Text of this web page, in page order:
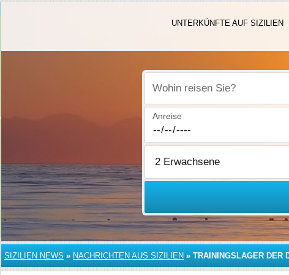
UNTERKÜNFTE AUF SIZILIEN
Wohin reisen Sie?
Anreise
SIZILIEN NEWS » NACHRICHTEN AUS SIZILIEN » TRAININGSLAGER DER